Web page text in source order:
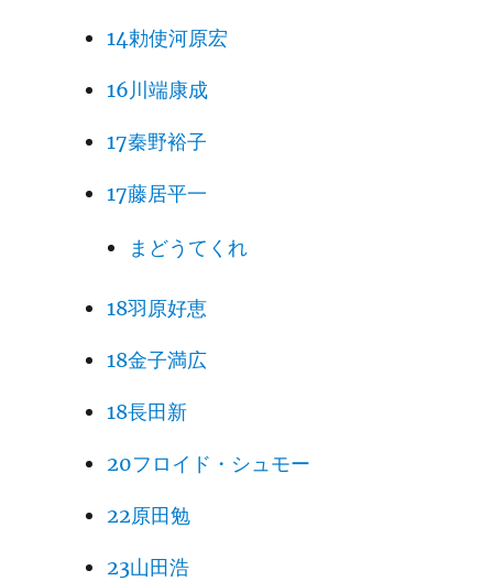
14勅使河原宏
16川端康成
17秦野裕子
17藤居平一
まどうてくれ
18羽原好恵
18金子満広
18長田新
20フロイド・シュモー
22原田勉
23山田浩